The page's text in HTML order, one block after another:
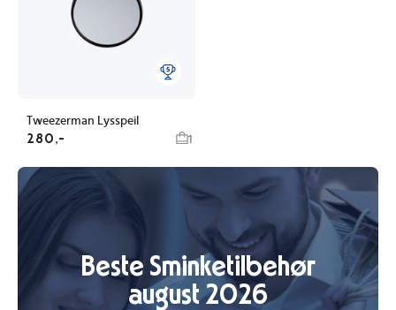
Tweezerman Lysspeil
280,- 1
Beste Sminketilbehør
august 2026